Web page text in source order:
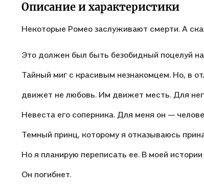
Описание и характеристики
Некоторые Ромео заслуживают смерти. А
Это должен был быть безобидный поцелуй
Тайный миг с красивым незнакомцем. Но, в
движет не любовь. Им движет месть. Для
Невеста его соперника. Для меня он —
Темный принц, которому я отказываюсь
Но я планирую переписать ее. В моей
Он погибнет.